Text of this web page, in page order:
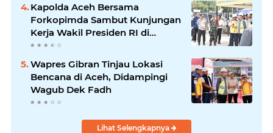
Kapolda Aceh Bersama
Forkopimda Sambut Kunjungan
Kerja Wakil Presiden RI di
Kabupaten Bireuen
Wapres Gibran Tinjau Lokasi
Bencana di Aceh, Didampingi
Wagub Dek Fadh
Lihat Selengkapnya